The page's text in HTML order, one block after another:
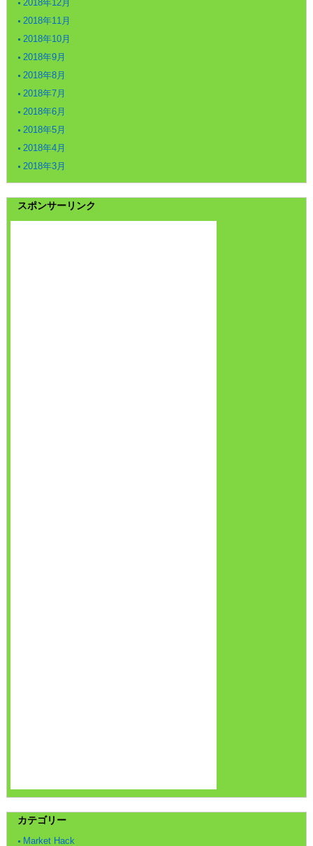
2018年12月
2018年11月
2018年10月
2018年9月
2018年8月
2018年7月
2018年6月
2018年5月
2018年4月
2018年3月
スポンサーリンク
カテゴリー
Market Hack